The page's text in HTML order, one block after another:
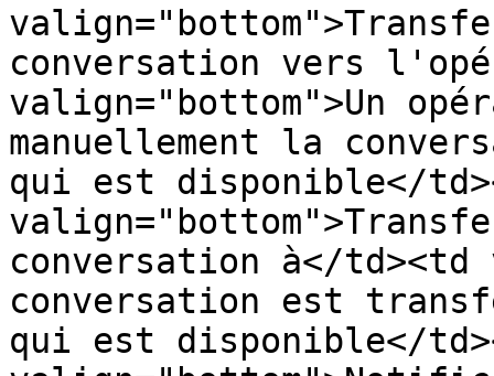
conversation vers
valign="bottom">Un
manuellement la
qui est disponible</
conversation à</td><td
conversation est
qui est disponible</